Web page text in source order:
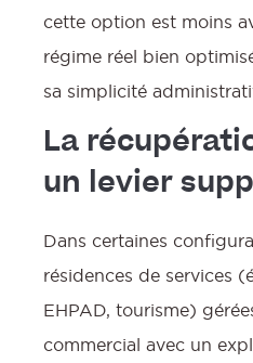
cette option est moins
régime réel bien
sa simplicité
La
un levier
Dans certaines
résidences de services
EHPAD, tourisme)
commercial avec un